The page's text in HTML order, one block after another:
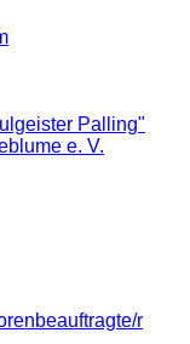
Palling"
e. V.
r